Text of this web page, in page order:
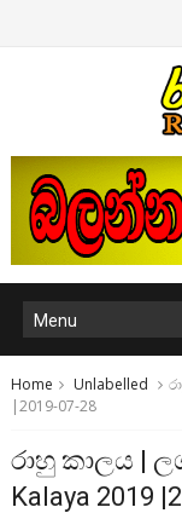
Home Unlabelled
|2019-07-28
රාහු කාලය |
Kalaya 2019